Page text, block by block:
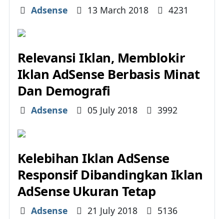
Details
Adsense 13 March 2018 4231
Relevansi Iklan, Memblokir
Iklan AdSense Berbasis Minat
Dan Demografi
Details
Adsense 05 July 2018 3992
Kelebihan Iklan AdSense
Responsif Dibandingkan Iklan
AdSense Ukuran Tetap
Details
Adsense 21 July 2018 5136